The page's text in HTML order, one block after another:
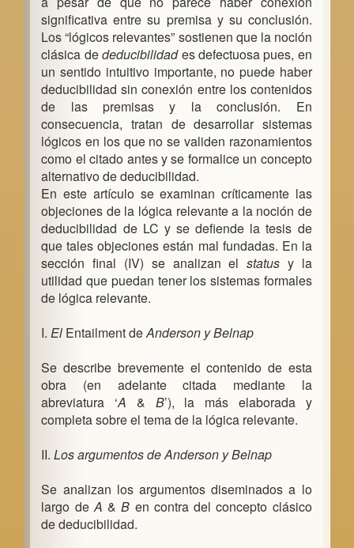
significativa entre su premisa y su conclusión.
Los “lógicos relevantes” sostienen que la noción
clásica dededucibilidades defectuosa pues, en
un sentido intuitivo importante, no puede haber
deducibilidad sin conexión entre los contenidos
de las premisas y la conclusión. En
consecuencia, tratan de desarrollar sistemas
lógicos en los que no se validen razonamientos
como el citado antes y se formalice un concepto
alternativo de deducibilidad.
En este artículo se examinan críticamente las
objeciones de la lógica relevante a la noción de
deducibilidad de LC y se defiende la tesis de
que tales objeciones están mal fundadas. En la
sección final (IV) se analizan elstatus y la
utilidad que puedan tener los sistemas formales
de lógica relevante.
I.El Entailment deAnderson y Belnap
Se describe brevemente el contenido de esta
obra (en adelante citada mediante la
abreviatura ‘A & B’), la más elaborada y
completa sobre el tema de la lógica relevante.
II.Los argumentos de Anderson y Belnap
Se analizan los argumentos diseminados a lo
largo deA &B en contra del concepto clásico
de deducibilidad.